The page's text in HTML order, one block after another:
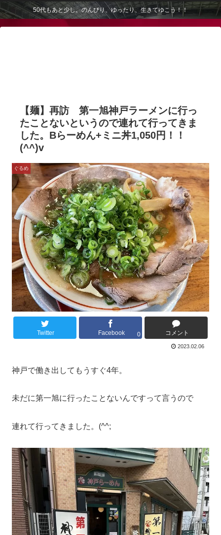
50代もあと少し。のんびり、ゆったり、生きてゆこう！！
【麺】再訪 第一旭神戸ラーメンに行っ
たことないというので連れて行ってきま
した。Bらーめん+ミニ丼1,050円！！
(^^)v
ぐるめ
Twitter Facebook 0 コメント
2023.02.06
神戸で働き出してもうすぐ4年。
未だに第一旭に行ったことないんですって言うので
連れて行ってきました。(^^;